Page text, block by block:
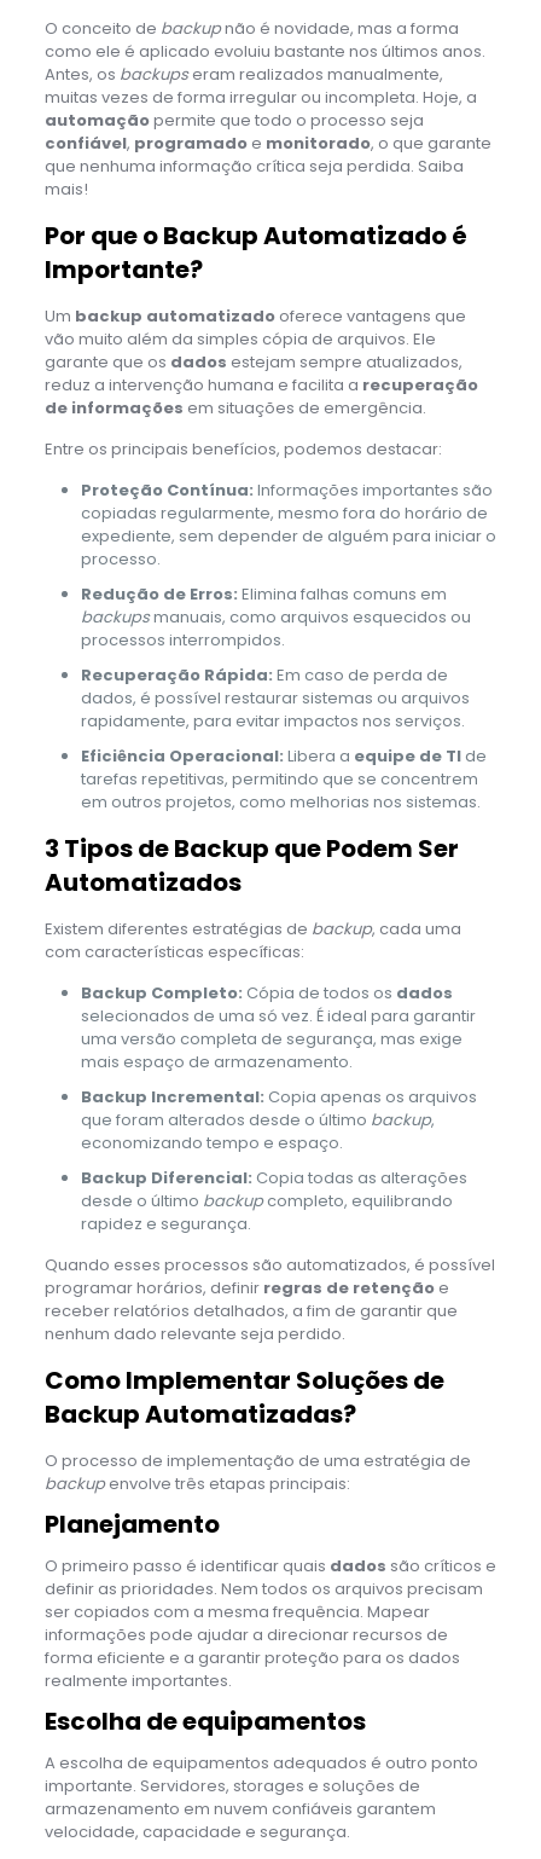
O conceito de backupnão é novidade, mas a forma
como ele é aplicado evoluiu bastante nos últimos anos.
Antes, os backupseram realizados manualmente,
muitas vezes de forma irregular ou incompleta. Hoje, a
automaçãopermite que todo o processo seja
confiável, programadoe monitorado, o que garante
que nenhuma informação crítica seja perdida. Saiba
mais!
Por que o Backup Automatizado é
Importante?
Um backup automatizadooferece vantagens que
vão muito além da simples cópia de arquivos. Ele
garante que os dados estejam sempre atualizados,
reduz a intervenção humana e facilita a recuperação
de informações em situações de emergência.
Entre os principais benefícios, podemos destacar:
Proteção Contínua: Informações importantes são
copiadas regularmente, mesmo fora do horário de
expediente, sem depender de alguém para iniciar o
processo.
Redução de Erros: Elimina falhas comuns em
backupsmanuais, como arquivos esquecidos ou
processos interrompidos.
Recuperação Rápida: Em caso de perda de
dados, é possível restaurar sistemas ou arquivos
rapidamente, para evitar impactos nos serviços.
Eficiência Operacional: Libera a equipe de TIde
tarefas repetitivas, permitindo que se concentrem
em outros projetos, como melhorias nos sistemas.
3 Tipos de Backup que Podem Ser
Automatizados
Existem diferentes estratégias de backup, cada uma
com características específicas:
Backup Completo: Cópia de todos os dados
selecionados de uma só vez. É ideal para garantir
uma versão completa de segurança, mas exige
mais espaço de armazenamento.
Backup Incremental: Copia apenas os arquivos
que foram alterados desde o último backup,
economizando tempo e espaço.
Backup Diferencial: Copia todas as alterações
desde o último backupcompleto, equilibrando
rapidez e segurança.
Quando esses processos são automatizados, é possível
programar horários, definir regras de retençãoe
receber relatórios detalhados, a fim de garantir que
nenhum dado relevante seja perdido.
Como Implementar Soluções de
Backup Automatizadas?
O processo de implementação de uma estratégia de
backupenvolve três etapas principais:
Planejamento
O primeiro passo é identificar quais dados são críticos e
definir as prioridades. Nem todos os arquivos precisam
ser copiados com a mesma frequência. Mapear
informações pode ajudar a direcionar recursos de
forma eficiente e a garantir proteção para os dados
realmente importantes.
Escolha de equipamentos
A escolha de equipamentos adequados é outro ponto
importante. Servidores, storages e soluções de
armazenamento em nuvem confiáveis garantem
velocidade, capacidade e segurança.